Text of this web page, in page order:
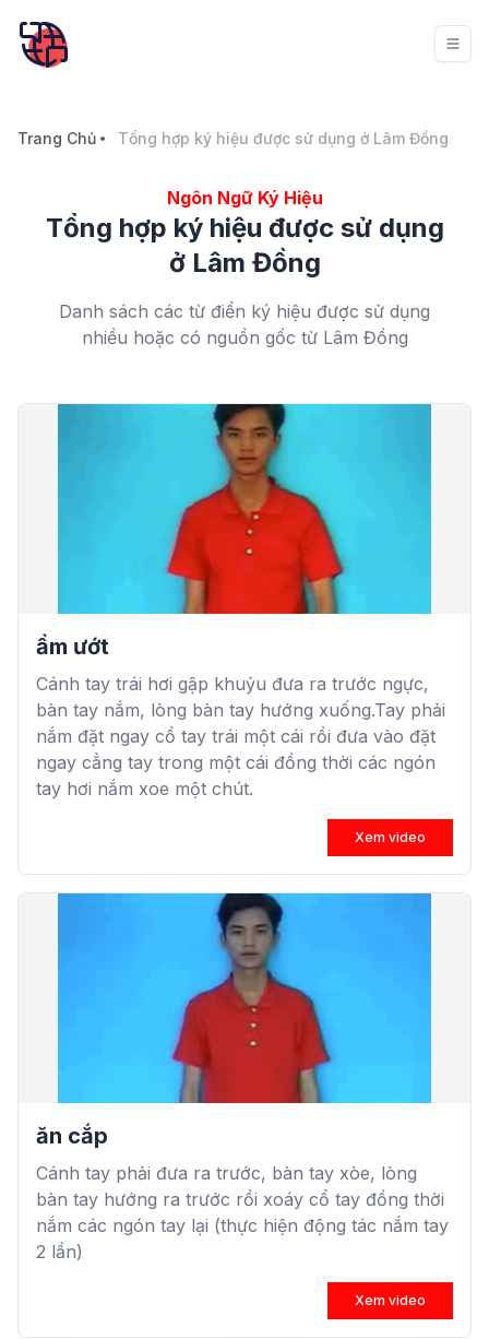
Trang Chủ Tổng hợp ký hiệu được sử dụng ở Lâm Đồng
Ngôn Ngữ Ký Hiệu
Tổng hợp ký hiệu được sử dụng
ở Lâm Đồng
Danh sách các từ điển ký hiệu được sử dụng
nhiều hoặc có nguồn gốc từ Lâm Đồng
ẩm ướt
Cánh tay trái hơi gập khuỷu đưa ra trước ngực,
bàn tay nắm, lòng bàn tay hướng xuống.Tay phải
nắm đặt ngay cổ tay trái một cái rồi đưa vào đặt
ngay cẳng tay trong một cái đồng thời các ngón
tay hơi nắm xoe một chút.
Xem video
ăn cắp
Cánh tay phải đưa ra trước, bàn tay xòe, lòng
bàn tay hướng ra trước rồi xoáy cổ tay đồng thời
nắm các ngón tay lại (thực hiện động tác nắm tay
2 lần)
Xem video